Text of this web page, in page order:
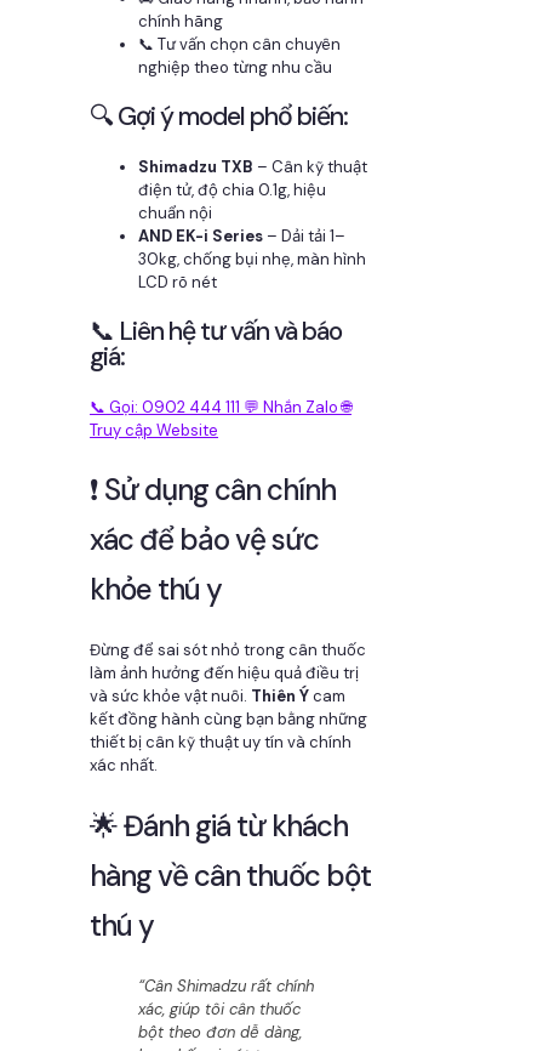
chính hãng
📞 Tư vấn chọn cân chuyên
nghiệp theo từng nhu cầu
🔍 Gợi ý model phổ biến:
Shimadzu TXB – Cân kỹ thuật
điện tử, độ chia 0.1g, hiệu
chuẩn nội
AND EK-i Series – Dải tải 1–
30kg, chống bụi nhẹ, màn hình
LCD rõ nét
📞 Liên hệ tư vấn và báo
giá:
📞 Gọi: 0902 444 111 💬 Nhắn Zalo🌐
Truy cập Website
❗ Sử dụng cân chính
xác để bảo vệ sức
khỏe thú y
Đừng để sai sót nhỏ trong cân thuốc
làm ảnh hưởng đến hiệu quả điều trị
và sức khỏe vật nuôi. Thiên Ýcam
kết đồng hành cùng bạn bằng những
thiết bị cân kỹ thuật uy tín và chính
xác nhất.
🌟 Đánh giá từ khách
hàng về cân thuốc bột
thú y
“Cân Shimadzu rất chính
xác, giúp tôi cân thuốc
bột theo đơn dễ dàng,